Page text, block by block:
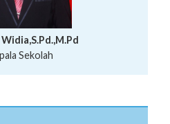
Sekolah